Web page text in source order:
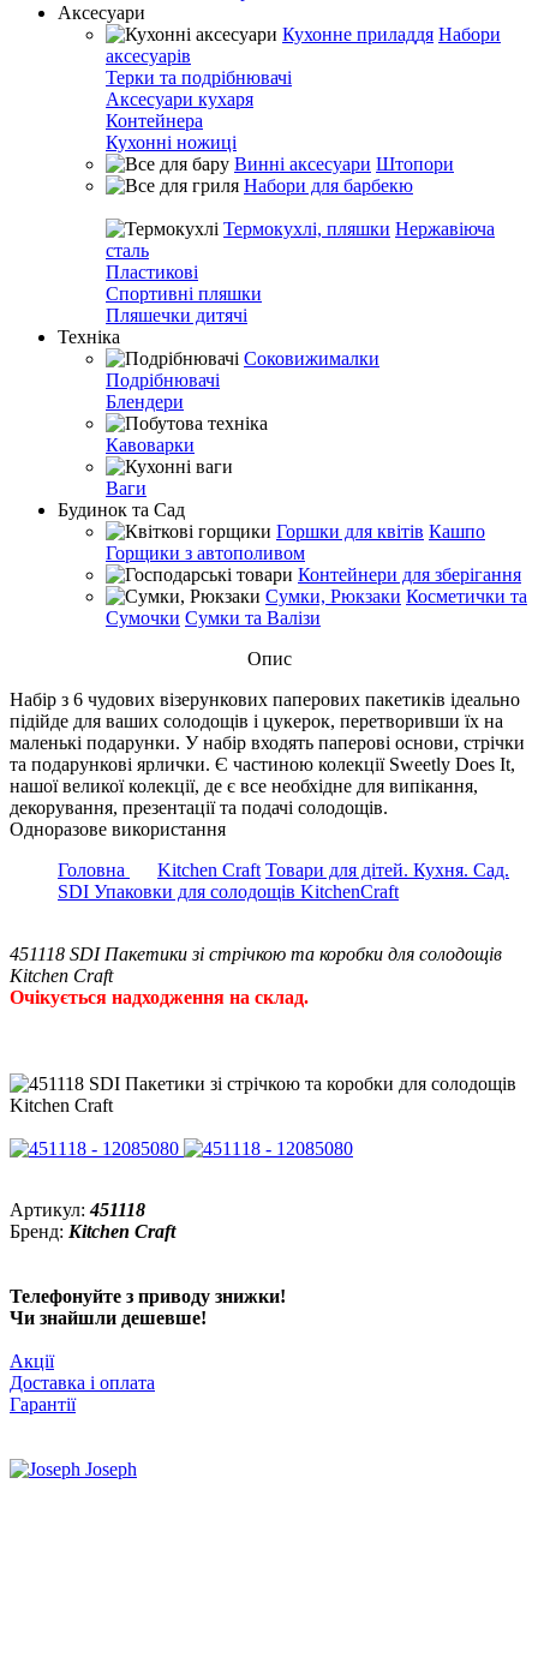
Аксесуари
Кухонне приладдя Набори
аксесуарів
Терки та подрібнювачі
Аксесуари кухаря
Контейнера
Кухонні ножиці
Винні аксесуари Штопори
Набори для барбекю
Термокухлі, пляшки Нержавіюча
сталь
Пластикові
Спортивні пляшки
Пляшечки дитячі
Техніка
Соковижималки
Подрібнювачі
Блендери
Кавоварки
Ваги
Будинок та Сад
Горшки для квітів Кашпо
Горщики з автополивом
Контейнери для зберігання
Сумки, Рюкзаки Косметички та
Сумочки Сумки та Валізи
Опис
Набір з 6 чудових візерункових паперових пакетиків ідеально
підійде для ваших солодощів і цукерок, перетворивши їх на
маленькі подарунки. У набір входять паперові основи, стрічки
та подарункові ярлички. Є частиною колекції Sweetly Does It,
нашої великої колекції, де є все необхідне для випікання,
декорування, презентації та подачі солодощів.
Одноразове використання
Головна
Kitchen Craft Товари для дітей. Кухня. Сад.
SDI Упаковки для солодощів KitchenCraft
451118 SDI Пакетики зі стрічкою та коробки для солодощів
Kitchen Craft
Очікується надходження на склад.
Артикул:451118
Бренд: Kitchen Craft
Телефонуйте з приводу знижки!
Чи знайшли дешевше!
Акції
Доставка і оплата
Гарантії